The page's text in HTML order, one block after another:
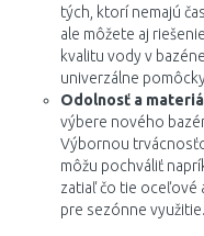
tých, ktorí nemajú
ale môžete aj
kvalitu vody v
univerzálne
Odolnosť a
výbere nového
Výbornou
môžu pochváliť
zatiaľ čo tie oceľové
pre sezónne využitie.